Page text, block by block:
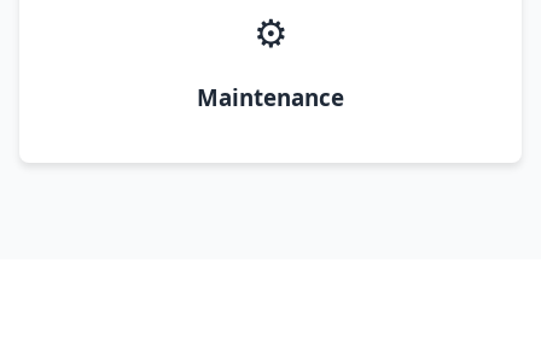
⚙️
Maintenance